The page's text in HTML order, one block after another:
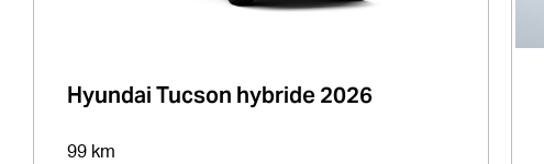
Hyundai Tucson hybride 2026
99 km